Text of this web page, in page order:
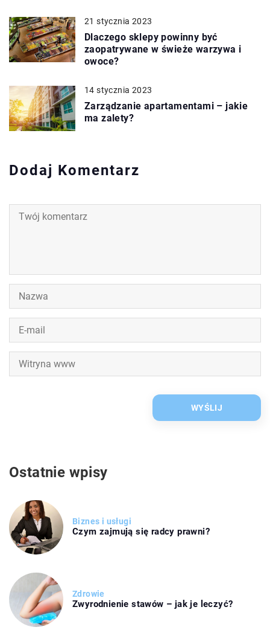
21 stycznia 2023
Dlaczego sklepy powinny być
zaopatrywane w świeże warzywa i
owoce?
14 stycznia 2023
Zarządzanie apartamentami – jakie
ma zalety?
Dodaj Komentarz
Ostatnie wpisy
Biznes i usługi
Czym zajmują się radcy prawni?
Zdrowie
Zwyrodnienie stawów – jak je leczyć?